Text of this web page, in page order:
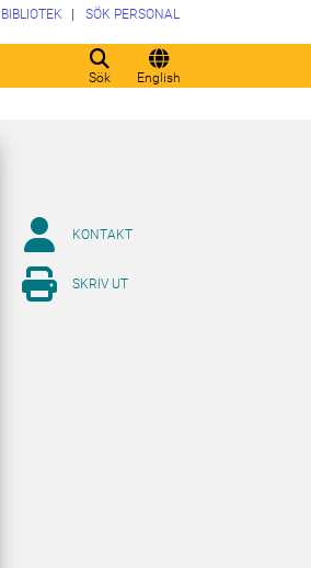
Sök English
BIBLIOTEK SÖK PERSONAL
KONTAKT
SKRIV UT